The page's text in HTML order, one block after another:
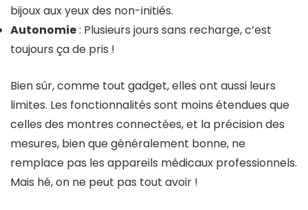
bijoux aux yeux des non-initiés.
Autonomie: Plusieurs jours sans recharge, c’est
toujours ça de pris !
Bien sûr, comme tout gadget, elles ont aussi leurs
limites. Les fonctionnalités sont moins étendues que
celles des montres connectées, et la précision des
mesures, bien que généralement bonne, ne
remplace pas les appareils médicaux professionnels.
Mais hé, on ne peut pas tout avoir !